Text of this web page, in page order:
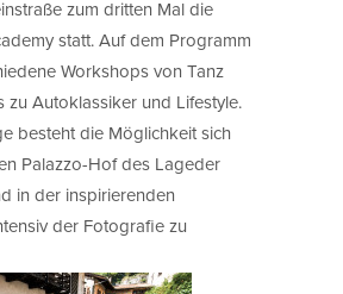
zum dritten Mal die
statt. Auf dem Programm
Workshops von Tanz
zu Autoklassiker und Lifestyle.
besteht die Möglichkeit sich
Palazzo-Hof des Lageder
in der inspirierenden
der Fotografie zu